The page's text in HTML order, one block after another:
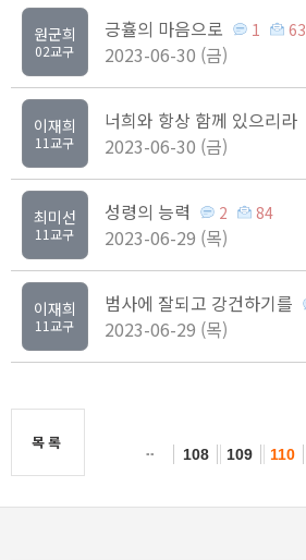
원군희
02교구
긍휼의 마음으로 1 63
2023-06-30 (금)
이재희
11교구
너희와 항상 함께 있으리라
2023-06-30 (금)
최미선
11교구
성령의 능력 2 84
2023-06-29 (목)
이재희
11교구
범사에 잘되고 강건하기를
2023-06-29 (목)
목록
108 109 110